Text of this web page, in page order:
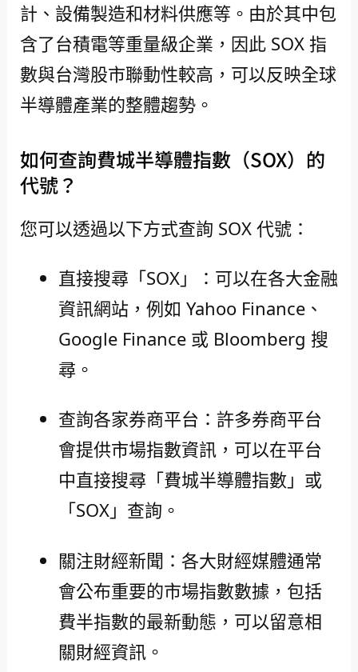
計、設備製造和材料供應等。由於其中包
含了台積電等重量級企業，因此 SOX 指
數與台灣股市聯動性較高，可以反映全球
半導體產業的整體趨勢。
如何查詢費城半導體指數（SOX）的
代號？
您可以透過以下方式查詢 SOX 代號：
直接搜尋「SOX」：可以在各大金融
資訊網站，例如 Yahoo Finance、
Google Finance 或 Bloomberg 搜
尋。
查詢各家券商平台：許多券商平台
會提供市場指數資訊，可以在平台
中直接搜尋「費城半導體指數」或
「SOX」查詢。
關注財經新聞：各大財經媒體通常
會公布重要的市場指數數據，包括
費半指數的最新動態，可以留意相
關財經資訊。